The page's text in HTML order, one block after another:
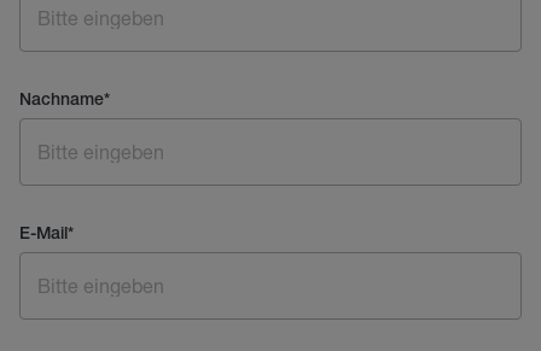
Nachname*
E-Mail*